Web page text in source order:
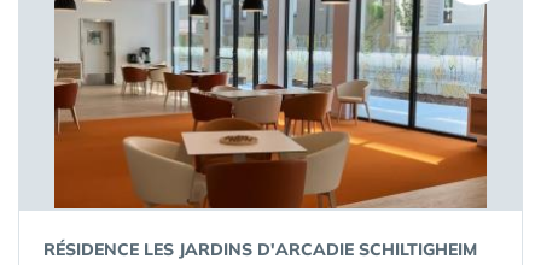
RÉSIDENCE LES JARDINS D'ARCADIE SCHILTIGHEIM